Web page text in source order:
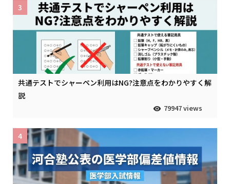
共通テストでシャーペン利用はNG?注意点をわかりやすく解
説
79947 views
3
4